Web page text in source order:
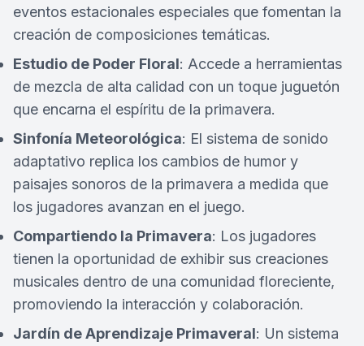
eventos estacionales especiales que fomentan la
creación de composiciones temáticas.
Estudio de Poder Floral: Accede a herramientas
de mezcla de alta calidad con un toque juguetón
que encarna el espíritu de la primavera.
Sinfonía Meteorológica: El sistema de sonido
adaptativo replica los cambios de humor y
paisajes sonoros de la primavera a medida que
los jugadores avanzan en el juego.
Compartiendo la Primavera: Los jugadores
tienen la oportunidad de exhibir sus creaciones
musicales dentro de una comunidad floreciente,
promoviendo la interacción y colaboración.
Jardín de Aprendizaje Primaveral: Un sistema